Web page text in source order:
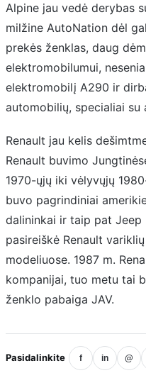
Alpine jau vedė derybas
milžine AutoNation dėl
prekės ženklas, daug
elektromobilumui,
elektromobilį A290 ir
automobilių, specialiai su
Renault jau kelis
Renault buvimo
1970-ųjų iki vėlyvųjų
buvo pagrindiniai
dalininkai ir taip pat Jeep
pasireiškė Renault
modeliuose. 1987 m.
kompanijai, tuo metu tai
ženklo pabaiga JAV.
Pasidalinkite f in @